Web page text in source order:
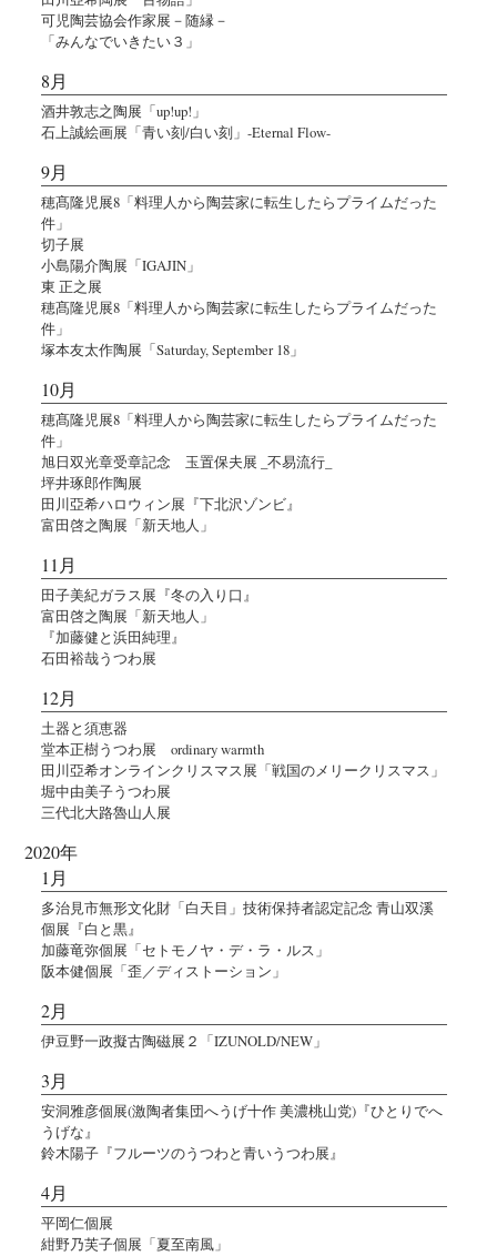
可児陶芸協会作家展－随縁－
「みんなでいきたい３」
8月
酒井敦志之陶展「up!up!」
石上誠絵画展「青い刻/白い刻」-Eternal Flow-
9月
穂髙隆児展8「料理人から陶芸家に転生したらプライムだった
件」
切子展
小島陽介陶展「IGAJIN」
東 正之展
穂髙隆児展8「料理人から陶芸家に転生したらプライムだった
件」
塚本友太作陶展「Saturday, September 18」
10月
穂髙隆児展8「料理人から陶芸家に転生したらプライムだった
件」
旭日双光章受章記念 玉置保夫展 _不易流行_
坪井琢郎作陶展
田川亞希ハロウィン展『下北沢ゾンビ』
富田啓之陶展「新天地人」
11月
田子美紀ガラス展『冬の入り口』
富田啓之陶展「新天地人」
『加藤健と浜田純理』
石田裕哉うつわ展
12月
土器と須恵器
堂本正樹うつわ展 ordinary warmth
田川亞希オンラインクリスマス展「戦国のメリークリスマス」
堀中由美子うつわ展
三代北大路魯山人展
2020年
1月
多治見市無形文化財「白天目」技術保持者認定記念 青山双溪
個展『白と黒』
加藤竜弥個展「セトモノヤ・デ・ラ・ルス」
阪本健個展「歪／ディストーション」
2月
伊豆野一政擬古陶磁展２「IZUNOLD/NEW」
3月
安洞雅彦個展(激陶者集団へうげ十作 美濃桃山党)『ひとりでへ
うげな』
鈴木陽子『フルーツのうつわと青いうつわ展』
4月
平岡仁個展
紺野乃芙子個展「夏至南風」